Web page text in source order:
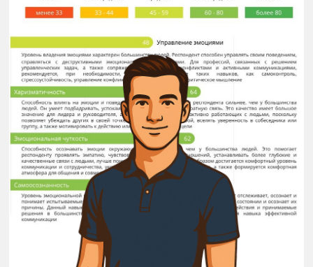
Здесь собраны впечатления пользователей о том,
как результаты SkillCode помогают лучше понять
себя, спокойнее проходить сложные ситуации и
точнее выбирать развитие
Что дает диагностика
эмоционального интеллекта